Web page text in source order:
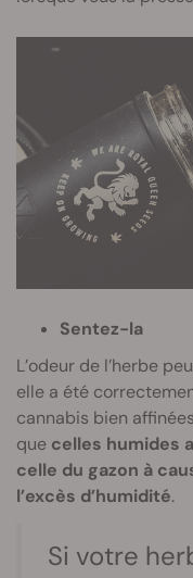
Sentez-la
L’odeur de l’herbe
elle a été
cannabis bien
que celles humides
celle du gazon à
l’excès d’humidité.
Si votre